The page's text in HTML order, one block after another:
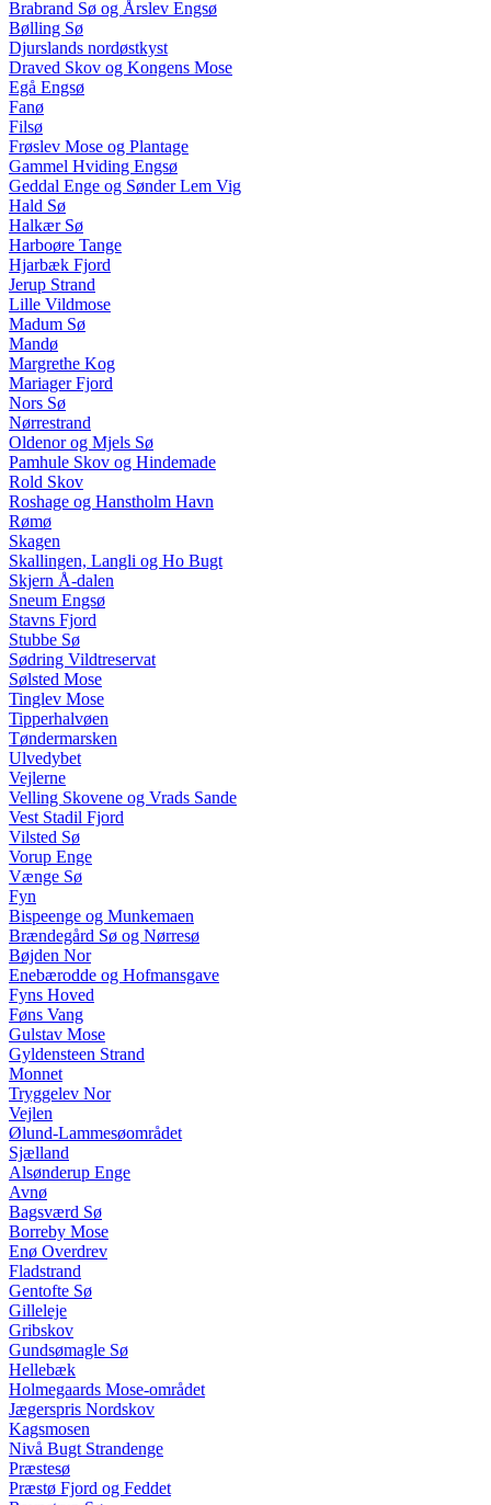
Brabrand Sø og Årslev Engsø
Bølling Sø
Djurslands nordøstkyst
Draved Skov og Kongens Mose
Egå Engsø
Fanø
Filsø
Frøslev Mose og Plantage
Gammel Hviding Engsø
Geddal Enge og Sønder Lem Vig
Hald Sø
Halkær Sø
Harboøre Tange
Hjarbæk Fjord
Jerup Strand
Lille Vildmose
Madum Sø
Mandø
Margrethe Kog
Mariager Fjord
Nors Sø
Nørrestrand
Oldenor og Mjels Sø
Pamhule Skov og Hindemade
Rold Skov
Roshage og Hanstholm Havn
Rømø
Skagen
Skallingen, Langli og Ho Bugt
Skjern Å-dalen
Sneum Engsø
Stavns Fjord
Stubbe Sø
Sødring Vildtreservat
Sølsted Mose
Tinglev Mose
Tipperhalvøen
Tøndermarsken
Ulvedybet
Vejlerne
Velling Skovene og Vrads Sande
Vest Stadil Fjord
Vilsted Sø
Vorup Enge
Vænge Sø
Fyn
Bispeenge og Munkemaen
Brændegård Sø og Nørresø
Bøjden Nor
Enebærodde og Hofmansgave
Fyns Hoved
Føns Vang
Gulstav Mose
Gyldensteen Strand
Monnet
Tryggelev Nor
Vejlen
Ølund-Lammesøområdet
Sjælland
Alsønderup Enge
Avnø
Bagsværd Sø
Borreby Mose
Enø Overdrev
Fladstrand
Gentofte Sø
Gilleleje
Gribskov
Gundsømagle Sø
Hellebæk
Holmegaards Mose-området
Jægerspris Nordskov
Kagsmosen
Nivå Bugt Strandenge
Præstesø
Præstø Fjord og Feddet